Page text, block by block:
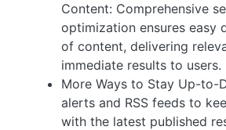
Content: Comprehensive
optimization ensures easy
of content, delivering
immediate results to users.
More Ways to Stay Up-to-
alerts and RSS feeds to
with the latest published